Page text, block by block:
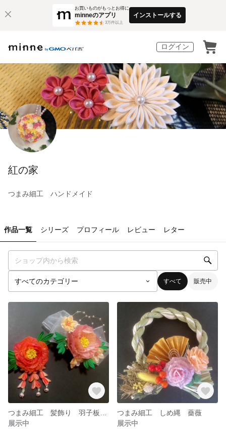
お買いものがもっとお得に
minneのアプリ
3万件以上
インストールする
ログイン
紅の家
つまみ細工 ハンドメイド
作品一覧 シリーズ プロフィール レビュー レター
すべて 販売中
展示中
つまみ細工 しめ縄 薔薇
展示中